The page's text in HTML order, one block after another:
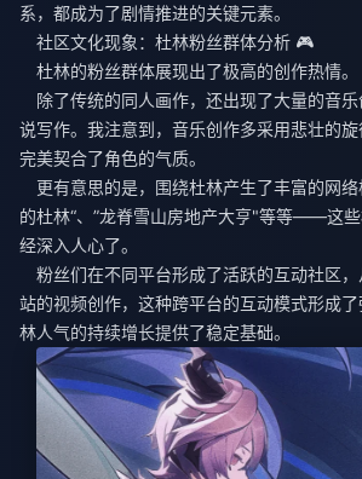
系，都成为了剧情推进的关键元素。
社区文化现象：杜林粉丝群体分析 🎮
杜林的粉丝群体展现出了极高的创作热情。
除了传统的同人画作，还出现了大量的音
说写作。我注意到，音乐创作多采用悲壮的旋
完美契合了角色的气质。
更有意思的是，围绕杜林产生了丰富的网
的杜林“、”龙脊雪山房地产大亨"等等——这
经深入人心了。
粉丝们在不同平台形成了活跃的互动社区
站的视频创作，这种跨平台的互动模式形成
林人气的持续增长提供了稳定基础。